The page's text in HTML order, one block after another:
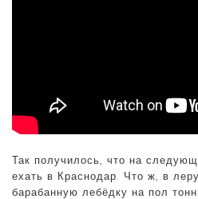
Так получилось, что на
ехать в Краснодар. Что ж, в
барабанную лебёдку на пол